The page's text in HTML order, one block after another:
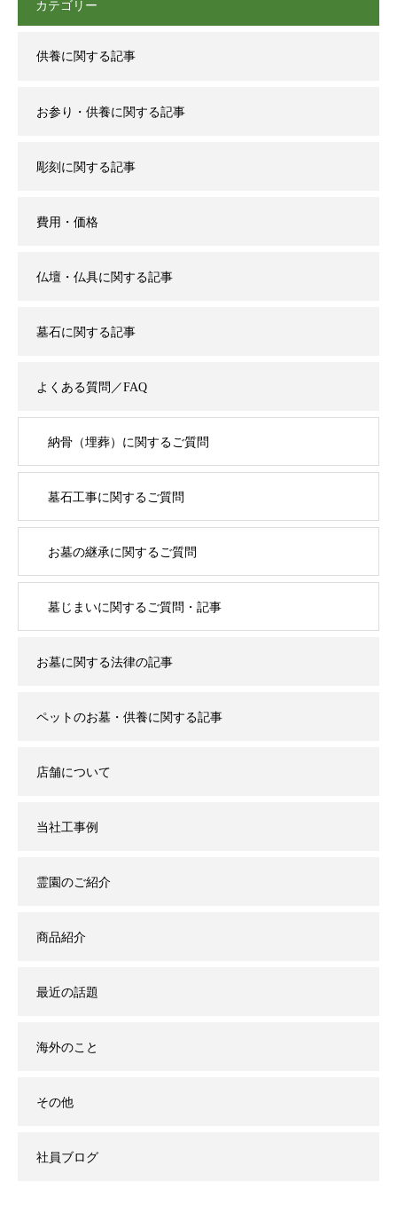
カテゴリー
供養に関する記事
お参り・供養に関する記事
彫刻に関する記事
費用・価格
仏壇・仏具に関する記事
墓石に関する記事
よくある質問／FAQ
納骨（埋葬）に関するご質問
墓石工事に関するご質問
お墓の継承に関するご質問
墓じまいに関するご質問・記事
お墓に関する法律の記事
ペットのお墓・供養に関する記事
店舗について
当社工事例
霊園のご紹介
商品紹介
最近の話題
海外のこと
その他
社員ブログ